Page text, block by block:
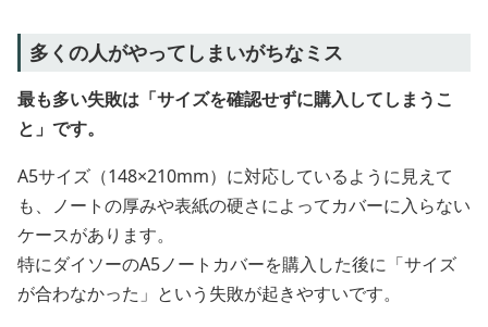
多くの人がやってしまいがちなミス
最も多い失敗は「サイズを確認せずに購入してしまうこ
と」です。
A5サイズ（148×210mm）に対応しているように見えて
も、ノートの厚みや表紙の硬さによってカバーに入らない
ケースがあります。
特にダイソーのA5ノートカバーを購入した後に「サイズ
が合わなかった」という失敗が起きやすいです。